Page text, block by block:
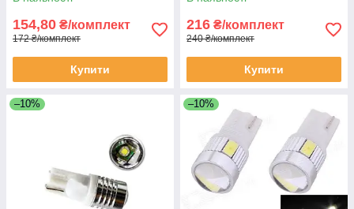
154,80 ₴/комплект
172 ₴/комплект
Купити
216 ₴/комплект
240 ₴/комплект
Купити
–10% –10%